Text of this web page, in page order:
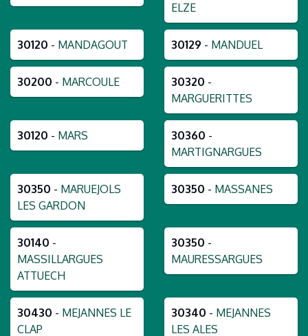
ELZE
30120 - MANDAGOUT 30129 - MANDUEL
30200 - MARCOULE 30320 -
MARGUERITTES
30120 - MARS 30360 -
MARTIGNARGUES
30350 - MARUEJOLS
LES GARDON
30350 - MASSANES
30140 -
MASSILLARGUES
ATTUECH
30350 -
MAURESSARGUES
30430 - MEJANNES LE
CLAP
30340 - MEJANNES
LES ALES